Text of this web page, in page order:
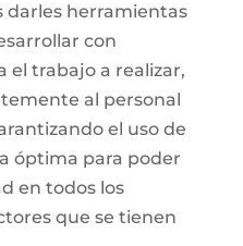
darles herramientas
con
el trabajo a realizar,
al personal
el uso de
óptima para poder
en todos los
que se tienen